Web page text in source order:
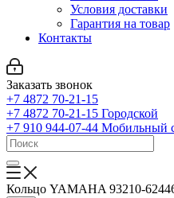
Условия доставки
Гарантия на товар
Контакты
Заказать звонок
+7 4872 70-21-15
+7 4872 70-21-15 Городской
+7 910 944-07-44 Мобильный
Кольцо YAMAHA 93210-